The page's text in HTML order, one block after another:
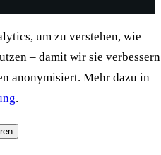
um zu verstehen, wie
– damit wir sie verbessern
anonymisiert. Mehr dazu in
.